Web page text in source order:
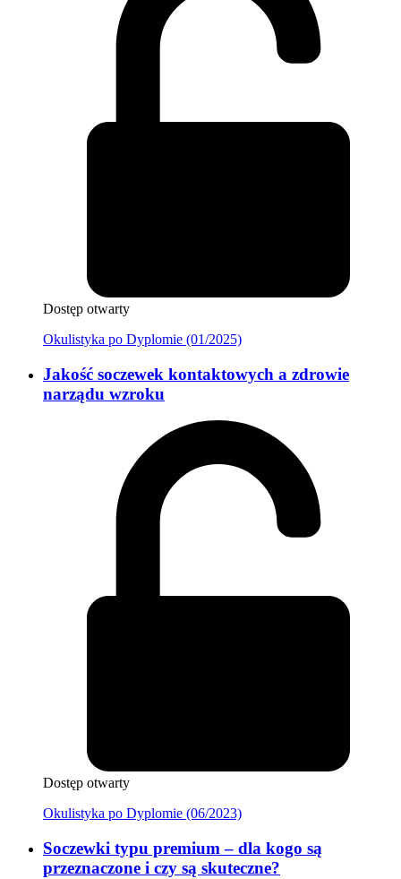
Dostęp otwarty
Okulistyka po Dyplomie (01/2025)
Jakość soczewek kontaktowych a zdrowie
narządu wzroku
Dostęp otwarty
Okulistyka po Dyplomie (06/2023)
Soczewki typu premium – dla kogo są
przeznaczone i czy są skuteczne?